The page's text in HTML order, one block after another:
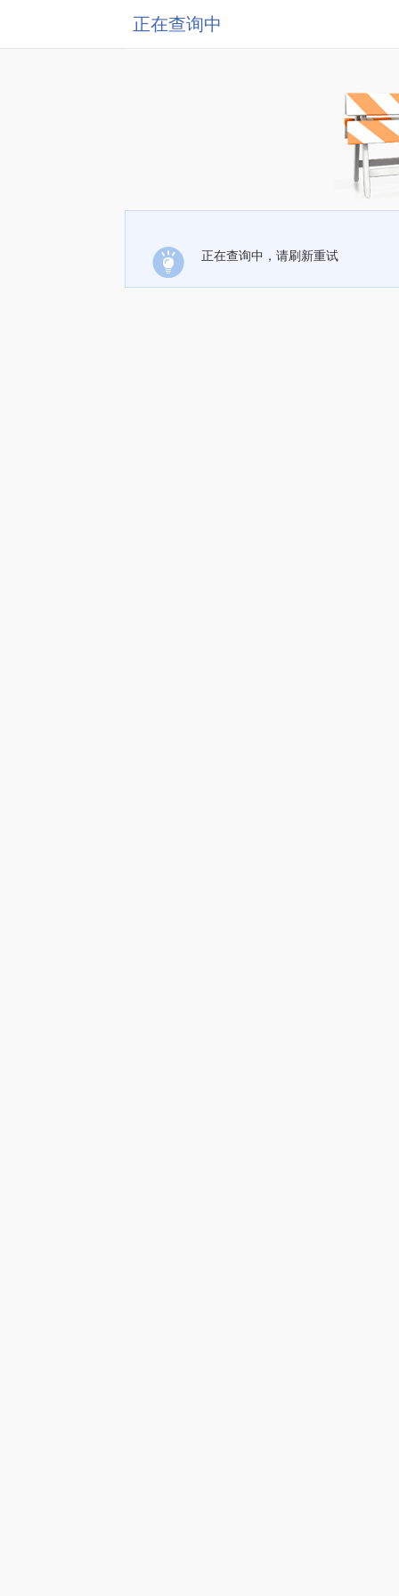
正在查询中
正在查询中，请刷新重试